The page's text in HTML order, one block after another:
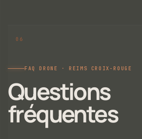
FAQ DRONE · REIMS CROIX-ROUGE
Questions
fréquentes